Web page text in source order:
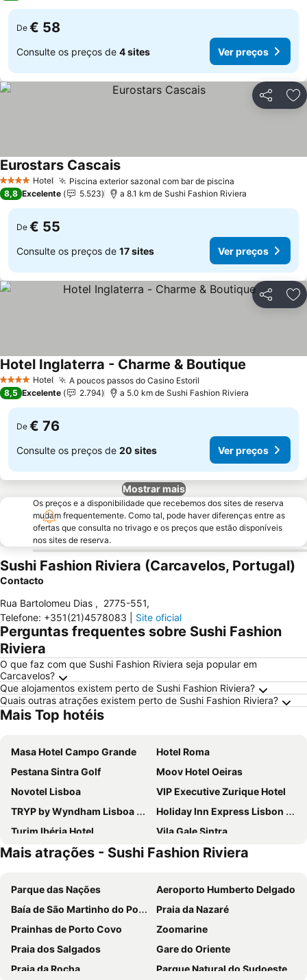
De € 58
Consulte os preços de 4 sites Ver preços
Partilhar
4 EstrelasHotel Piscina exterior sazonal com bar de piscina
Eurostars CascaisVer preços
8,8 Excelente 5.523 a 8.1 km de Sushi Fashion Riviera
De € 55
Consulte os preços de 17 sites Ver preços
Partilhar
4 EstrelasHotel A poucos passos do Casino Estoril
Hotel Inglaterra - Charme & Boutique
8,5 Excelente 2.794 a 5.0 km de Sushi Fashion Riviera
De € 76
Consulte os preços de 20 sites Ver preços
Mostrar mais
Os preços e a disponibilidade que recebemos dos sites de reserva
mudam frequentemente. Como tal, pode haver diferenças entre as
ofertas que consulta no trivago e os preços que estão disponíveis
nos sites de reserva.
Sushi Fashion Riviera (Carcavelos, Portugal)
Contacto
Rua Bartolomeu Dias , 2775-551,
Telefone: +351(21)4578083 Site oficial
Perguntas frequentes sobre Sushi Fashion
Riviera
O que faz com que Sushi Fashion Riviera seja popular em
Carcavelos?
Que alojamentos existem perto de Sushi Fashion Riviera?
Quais outras atrações existem perto de Sushi Fashion Riviera?
Mais Top hotéis
Masa Hotel Campo Grande
Hotel Roma
Pestana Sintra Golf
Moov Hotel Oeiras
Novotel Lisboa
VIP Executive Zurique Hotel
TRYP by Wyndham Lisboa Caparica Mar
Holiday Inn Express Lisbon - Alfragide by IHG
Turim Ibéria Hotel
Vila Gale Sintra
VIP Executive Entrecampos Hotel
Selina Secret Garden Lisbon
Pestana Cascais
ibis Lisboa Jose Malhoa
ibis Lisboa Sintra
MS Aparthotel
Universo Romantico
Avenida Park
INATEL Oeiras
Hotel Londres Estoril
ibis Lisboa Alfragide
VIP Grand Lisboa Hotel & SPA
Mais atrações - Sushi Fashion Riviera
Parque das Nações
Aeroporto Humberto Delgado
Baía de São Martinho do Porto
Praia da Nazaré
Prainhas de Porto Covo
Zoomarine
Praia dos Salgados
Gare do Oriente
Praia da Rocha
Parque Natural do Sudoeste Alentejano e Costa Vicentina